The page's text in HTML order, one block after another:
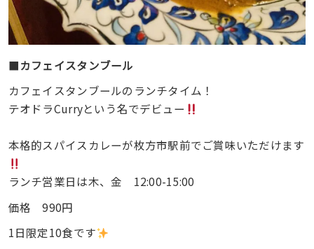
■カフェイスタンブール
カフェイスタンブールのランチタイム！
テオドラCurryという名でデビュー
本格的スパイスカレーが枚方市駅前でご賞味いただけます
ランチ営業日は木、金 12:00-15:00
価格 990円
1日限定10食です